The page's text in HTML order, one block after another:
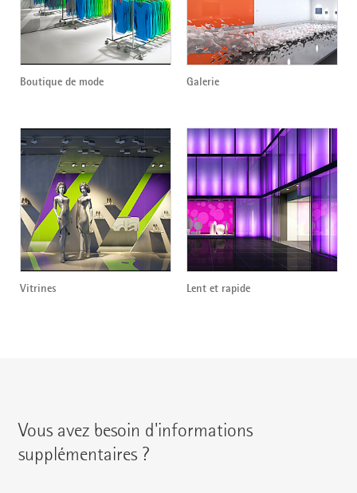
Boutique de mode Galerie
Vitrines Lent et rapide
Vous avez besoin d'informations
supplémentaires ?